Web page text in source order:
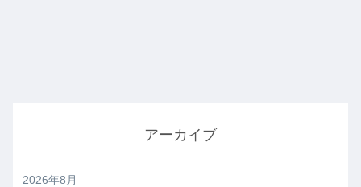
アーカイブ
2026年8月